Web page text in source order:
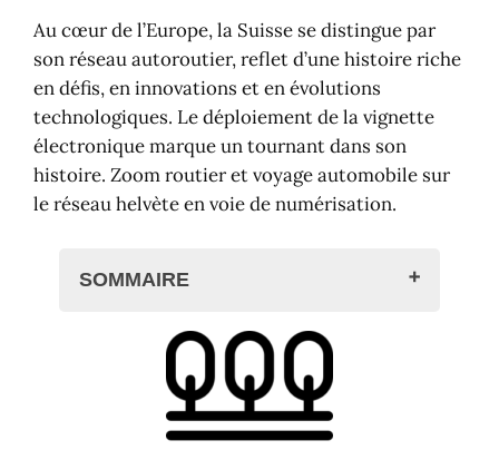
Au cœur de l’Europe, la Suisse se distingue par
son réseau autoroutier, reflet d’une histoire riche
en défis, en innovations et en évolutions
technologiques. Le déploiement de la vignette
électronique marque un tournant dans son
histoire. Zoom routier et voyage automobile sur
le réseau helvète en voie de numérisation.
SOMMAIRE
Bienvenue sur les routes de Suisse
Carte des routes nationales en
Suisse
Les autoroutes en Suisse